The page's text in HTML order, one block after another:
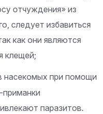
отчуждения» из
следует избавиться
как они являются
клещей;
насекомых при помощи
паразитов.